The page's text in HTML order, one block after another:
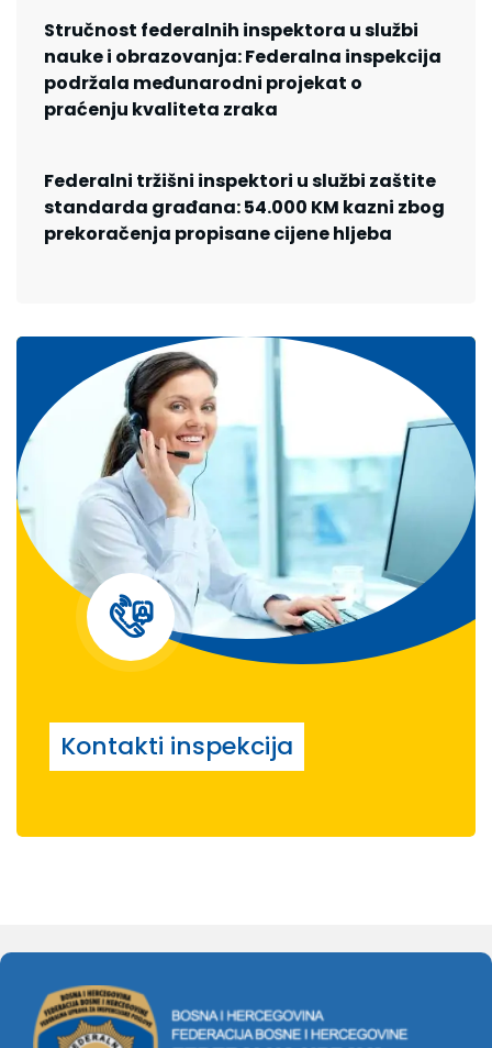
Stručnost federalnih inspektora u službi
nauke i obrazovanja: Federalna inspekcija
podržala međunarodni projekat o
praćenju kvaliteta zraka
Federalni tržišni inspektori u službi zaštite
standarda građana: 54.000 KM kazni zbog
prekoračenja propisane cijene hljeba
Kontakti inspekcija